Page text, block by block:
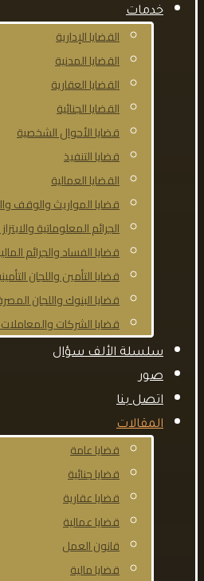
خدمات
القضايا الإدارية
القضايا المدنية
القضايا العقارية
القضايا الجنائية
قضايا الأحوال الشخصية
قضايا التنفيذ
القضايا العمالية
قضايا المواريث والوقف
الجرائم المعلوماتية
قضايا الفساد والجرائم
قضايا التأمين واللجان
قضايا البنوك واللجان
قضايا الشركات والمعاملات
سلسلة الألف سؤال
صور
اتصل بنا
المقالات
قضايا عامة
قضايا جنائية
قضايا عقارية
قضايا عمالية
قانون العمل
قضايا مالية